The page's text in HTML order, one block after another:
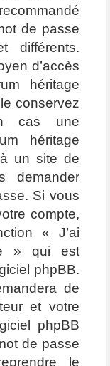
de passe
différents.
d’accès
héritage
conservez
cas une
héritage
un site de
demander
Si vous
compte,
« J’ai
» qui est
phpBB.
de
et votre
phpBB
de passe
le